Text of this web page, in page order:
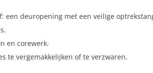
een deuropening met een veilige
en corewerk.
te vergemakkelijken of te verzwaren.